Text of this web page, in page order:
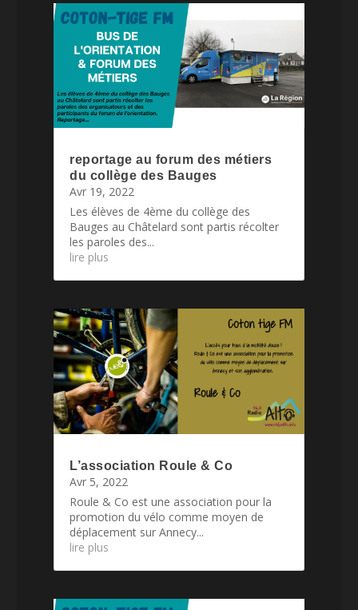
reportage au forum des métiers
du collège des Bauges
Avr 19, 2022
Les élèves de 4ème du collège des
Bauges au Châtelard sont partis récolter
les paroles des...
lire plus
L’association Roule & Co
Avr 5, 2022
Roule & Co est une association pour la
promotion du vélo comme moyen de
déplacement sur Annecy...
lire plus